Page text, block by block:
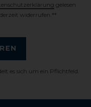
gelesen
widerrufen.**
es sich um ein Pflichtfeld.